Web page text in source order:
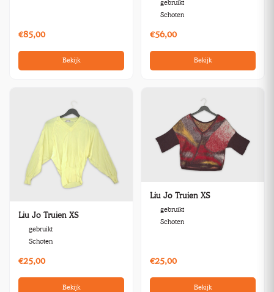
€85,00
Bekijk
gebruikt
Schoten
€56,00
Bekijk
Liu Jo Truien XS
gebruikt
Schoten
€25,00
Bekijk
Liu Jo Truien XS
gebruikt
Schoten
€25,00
Bekijk